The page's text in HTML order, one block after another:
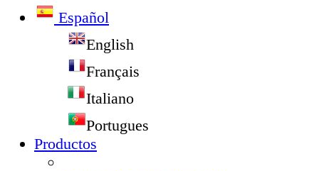
Español
English
Français
Italiano
Portugues
Productos